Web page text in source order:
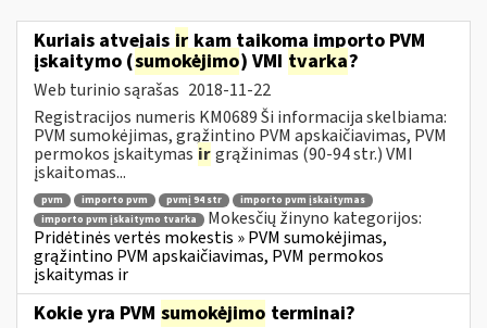
Kuriais atvejais ir kam taikoma importo PVM
įskaitymo (sumokėjimo) VMI tvarka?
Web turinio sąrašas 2018-11-22
Registracijos numeris KM0689 Ši informacija skelbiama:
PVM sumokėjimas, grąžintino PVM apskaičiavimas, PVM
permokos įskaitymas irgrąžinimas (90-94 str.) VMI
įskaitomas...
pvm importo pvm pvmį 94 str
importo pvm įskaitymas
importo pvm įskaitymo tvarka
Mokesčių žinyno kategorijos:
Pridėtinės vertės mokestis » PVM sumokėjimas,
grąžintino PVM apskaičiavimas, PVM permokos
įskaitymas ir
Kokie yra PVM sumokėjimo terminai?